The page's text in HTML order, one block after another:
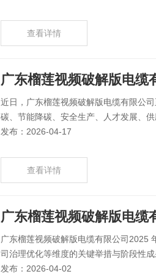
查看详情
广东榴莲视频破解版电缆
近日，广东榴莲视频破解版电缆有限公
碳、节能降碳、安全生产、人才发展、
发布：2026-04-17
查看详情
广东榴莲视频破解版电缆
广东榴莲视频破解版电缆有限公司2025
司治理优化等维度的关键举措与阶段性
发布：2026-04-02